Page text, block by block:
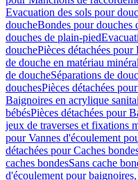
Evacuation des sols pour
doucheBondes pour douches
douches de plain-pied
douchePièces détachées
de douche en matériau minéral
de doucheSéparations de
douchesPièces détachées
Baignoires en acrylique
bébésPièces détachées pour
jeux de traverses et fixations
pour Vannes d'écoulement
détachées pour Caches
caches bondesSans cache
d'écoulement pour